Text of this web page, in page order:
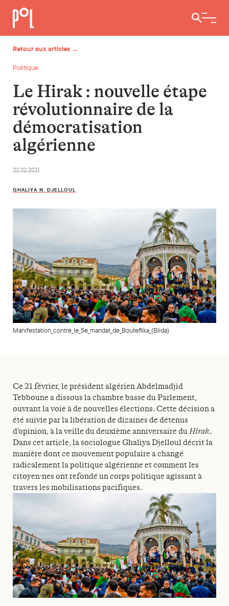
Ouvrir /
Retour aux articles →
Politique
Le Hirak : nouvelle étape
révolutionnaire de la
démocratisation
algérienne
22.02.2021
GHALIYA N. DJELLOUL
Manifestation_contre_le_5e_mandat_de_Bouteflika_(Blida)
Ce 21 février, le président algérien Abdelmadjid
Tebboune a dissous la chambre basse du Parlement,
ouvrant la voie à de nouvelles élections. Cette décision a
été suivie par la libération de dizaines de détenus
d’opinion, à la veille du deuxième anniversaire duHirak.
Dans cet article, la sociologue Ghaliya Djelloul décrit la
manière dont ce mouvement populaire a changé
radicalement la politique algérienne et comment les
citoyen·nes ont refondé un corps politique agissant à
travers les mobilisations pacifiques.